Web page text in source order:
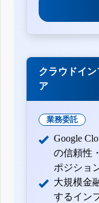
クラウドイ
ア
業務委託
Google
の信頼性
ポジショ
大規模金
するイン